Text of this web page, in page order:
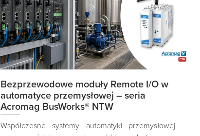
Bezprzewodowe moduły Remote I/O w
automatyce przemysłowej – seria
Acromag BusWorks® NTW
Współczesne systemy automatyki przemysłowej